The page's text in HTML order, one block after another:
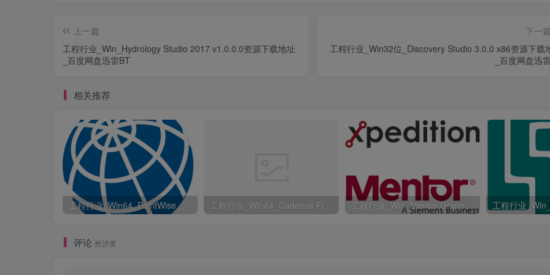
上一篇
工程行业_Win_Hydrology Studio 2017 v1.0.0.0资源下载地址
_百度网盘迅雷BT
下一篇
工程行业_Win32位_Discovery Studio 3.0.0 x86资源下载
_百度网盘迅
相关推荐
工程行业_Win64_PointWise 18.6 R2 x64资源下载地址_百度网盘迅雷BT 工程行业_Win64_Cadence Fidelity Pointwise 2024.1 x64资源下载地址_百度网盘迅雷BT 工程行业_Win_Mentor Graphics Products New Crack资源下载地址_百度网盘迅雷BT
评论 抢沙发